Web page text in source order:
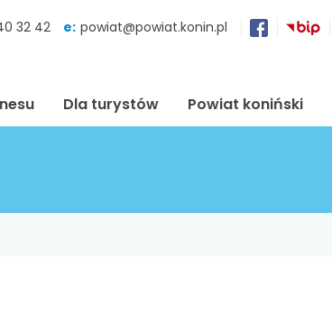
32 42 e: powiat@powiat.konin.pl
Dla turystów Powiat koniński